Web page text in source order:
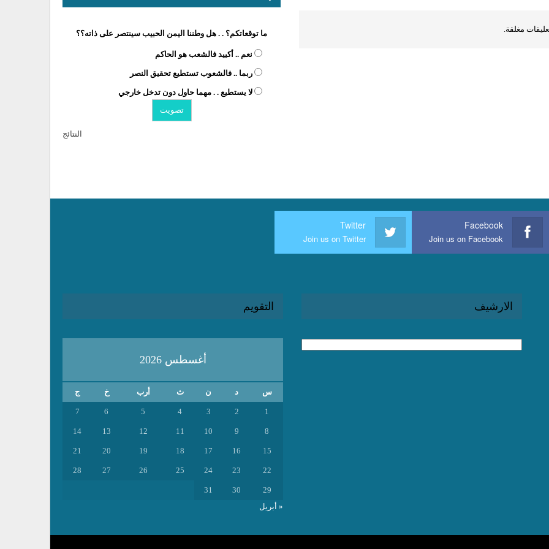
مغلقة. ما توقعاتكم؟ . . هل وطننا اليمن الحبيب سينتصر على ذاته؟؟
نعم .. أكييد فالشعب هو الحاكم
ربما .. فالشعوب تستطيع تحقيق النصر
لا يستطيع . . مهما حاول دون تدخل خارجي
النتائج
Facebook
Join us on Facebook
Twitter
Join us on Twitter
الارشيف التقويم
أغسطس 2026
س د ن ث أرب خ ج
1
2
3
4
5
6
7
8
9
10
11
12
13
14
15
16
17
18
19
20
21
22
23
24
25
26
27
28
29
30
31
« أبريل